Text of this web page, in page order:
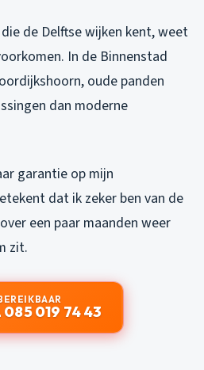
de Delftse wijken kent, weet
In de Binnenstad
oude panden
dan moderne
garantie op mijn
dat ik zeker ben van de
een paar maanden weer
zit.
085 019 74 43